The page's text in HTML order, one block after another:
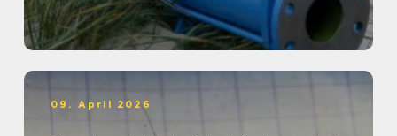
09. April 2026